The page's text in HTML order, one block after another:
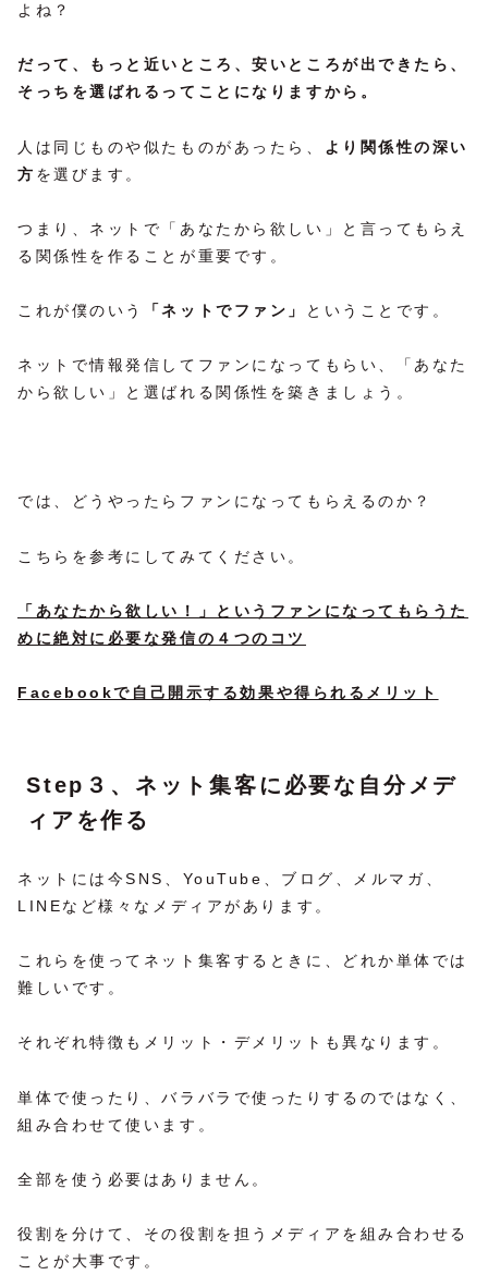
よね？
だって、もっと近いところ、安いところが出できたら、
そっちを選ばれるってことになりますから。
人は同じものや似たものがあったら、
より関係性の深い
方 を選びます。
つまり、ネットで「あなたから欲しい」と言ってもらえ
る関係性を作ることが重要です。
これが僕のいう 「ネットでファン」 ということです。
ネットで情報発信してファンになってもらい、「あなた
から欲しい」と選ばれる関係性を築きましょう。
では、どうやったらファンになってもらえるのか？
こちらを参考にしてみてください。
「あなたから欲しい！」というファンになってもらうた
めに絶対に必要な発信の４つのコツ
Facebookで自己開示する効果や得られるメリット
Step３、ネット集客に必要な自分メデ
ィアを作る
ネットには今SNS、YouTube、ブログ、メルマガ、
LINEなど様々なメディアがあります。
これらを使ってネット集客するときに、どれか単体では
難しいです。
それぞれ特徴もメリット・デメリットも異なります。
単体で使ったり、バラバラで使ったりするのではなく、
組み合わせて使います。
全部を使う必要はありません。
役割を分けて、その役割を担うメディアを組み合わせる
ことが大事です。